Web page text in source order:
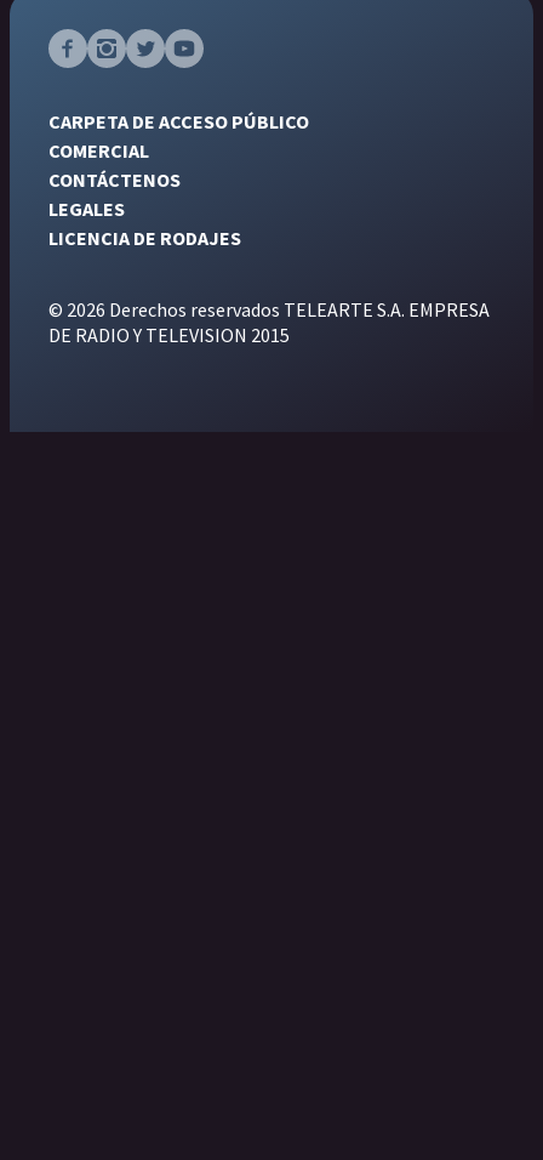
CARPETA DE ACCESO PÚBLICO
COMERCIAL
CONTÁCTENOS
LEGALES
LICENCIA DE RODAJES
© 2026 Derechos reservados TELEARTE S.A. EMPRESA
DE RADIO Y TELEVISION 2015